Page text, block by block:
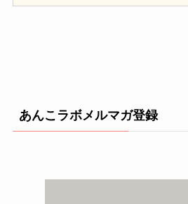
あんこラボメルマガ登録